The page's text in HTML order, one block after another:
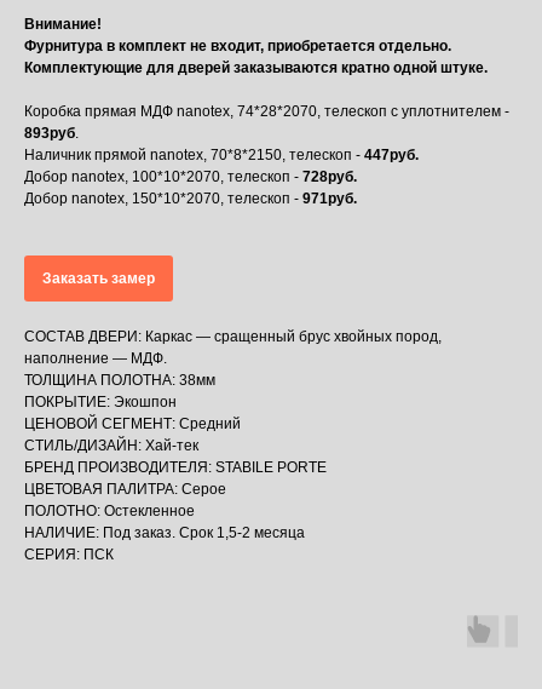
Внимание!
Фурнитура в комплект не входит, приобретается отдельно.
Комплектующие для дверей заказываются кратно одной штуке.
Коробка прямая МДФ nanotex, 74*28*2070, телескоп с уплотнителем -
893руб.
Наличник прямой nanotex, 70*8*2150, телескоп - 447руб.
Добор nanotex, 100*10*2070, телескоп - 728руб.
Добор nanotex, 150*10*2070, телескоп - 971руб.
Заказать замер
СОСТАВ ДВЕРИ: Каркас — сращенный брус хвойных пород,
наполнение — МДФ.
ТОЛЩИНА ПОЛОТНА: 38мм
ПОКРЫТИЕ: Экошпон
ЦЕНОВОЙ СЕГМЕНТ: Средний
СТИЛЬ/ДИЗАЙН: Хай-тек
БРЕНД ПРОИЗВОДИТЕЛЯ: STABILE PORTE
ЦВЕТОВАЯ ПАЛИТРА: Серое
ПОЛОТНО: Остекленное
НАЛИЧИЕ: Под заказ. Срок 1,5-2 месяца
СЕРИЯ: ПСК